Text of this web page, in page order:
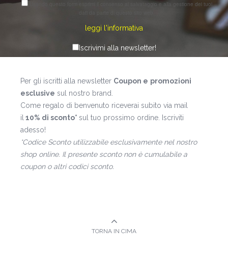
Usando questo form esprimi il consenso al salvataggio e alla gestione dei tuoi
leggi l'informativa
Iscrivimi alla newsletter!
Per gli iscritti alla newsletter Coupon e promozioni
esclusive sul nostro brand.
Come regalo di benvenuto riceverai subito via mail
il 10% di sconto* sul tuo prossimo ordine. Iscriviti
adesso!
*Codice Sconto utilizzabile esclusivamente nel nostro
shop online. Il presente sconto non è cumulabile a
coupon o altri codici sconto.
TORNA IN CIMA